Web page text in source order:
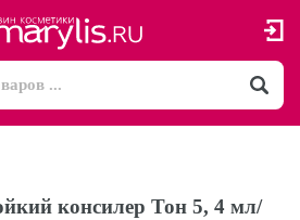
консилер Тон 5, 4 мл/